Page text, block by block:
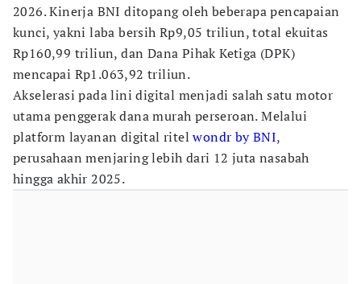
2026. Kinerja BNI ditopang oleh beberapa pencapaian
kunci, yakni laba bersih Rp9,05 triliun, total ekuitas
Rp160,99 triliun, dan Dana Pihak Ketiga (DPK)
mencapai Rp1.063,92 triliun.
Akselerasi pada lini digital menjadi salah satu motor
utama penggerak dana murah perseroan. Melalui
platform layanan digital ritelwondr by BNI,
perusahaan menjaring lebih dari 12 juta nasabah
hingga akhir 2025.